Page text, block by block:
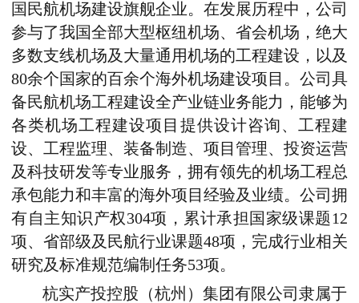
国民航机场建设旗舰企业。在发展历程中，公司
参与了我国全部大型枢纽机场、省会机场，绝大
多数支线机场及大量通用机场的工程建设，以及
80余个国家的百余个海外机场建设项目。公司具
备民航机场工程建设全产业链业务能力，能够为
各类机场工程建设项目提供设计咨询、工程建
设、工程监理、装备制造、项目管理、投资运营
及科技研发等专业服务，拥有领先的机场工程总
承包能力和丰富的海外项目经验及业绩。公司拥
有自主知识产权304项，累计承担国家级课题12
项、省部级及民航行业课题48项，完成行业相关
研究及标准规范编制任务53项。
杭实产投控股（杭州）集团有限公司隶属于